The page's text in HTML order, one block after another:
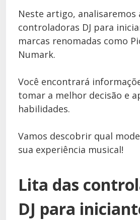
Neste artigo, analisaremos
controladoras DJ para
marcas renomadas como
Numark.
Você encontrará
tomar a melhor decisão e
habilidades.
Vamos descobrir qual
sua experiência musical!
Lita das
DJ para